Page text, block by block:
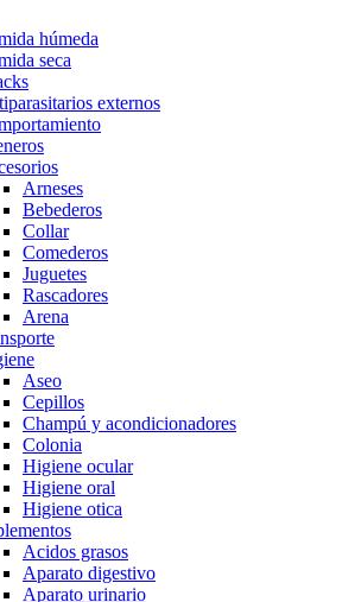
húmeda
seca
externos
Arneses
Bebederos
Collar
Comederos
Juguetes
Rascadores
Arena
Aseo
Cepillos
Champú y acondicionadores
Colonia
Higiene ocular
Higiene oral
Higiene otica
Acidos grasos
Aparato digestivo
Aparato urinario